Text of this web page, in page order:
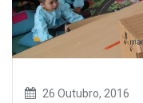
26 Outubro, 2016